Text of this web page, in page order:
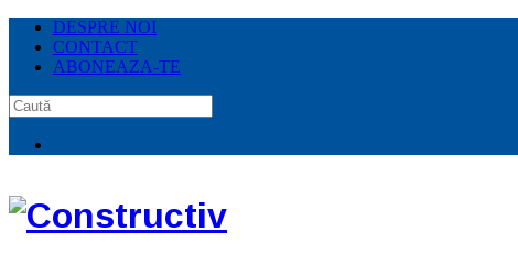
DESPRE NOI
CONTACT
ABONEAZA-TE